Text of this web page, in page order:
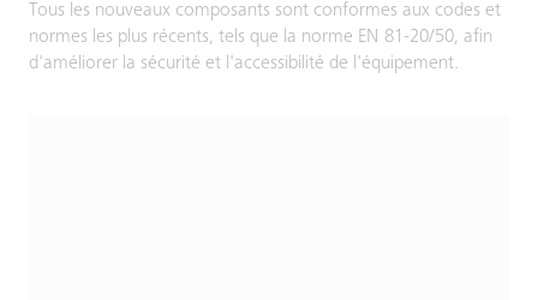
Tous les nouveaux composants sont conformes aux codes et
normes les plus récents, tels que la norme EN 81-20/50, afin
d'améliorer la sécurité et l'accessibilité de l'équipement.